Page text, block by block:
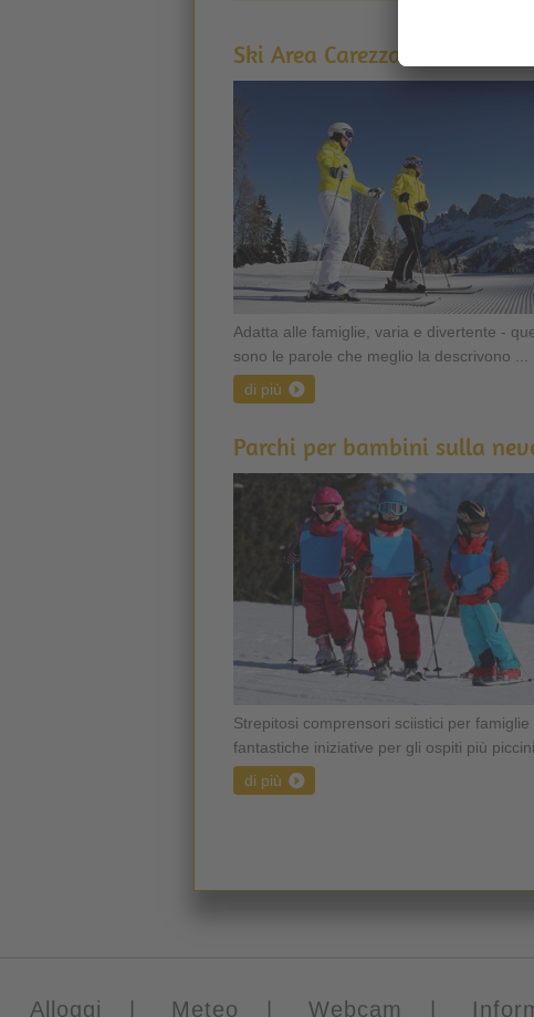
Ski Area Carezza Dolomites
Adatta alle famiglie, varia e divertente -
sono le parole che meglio la descrivono ...
di più
Parchi per bambini sulla
Strepitosi comprensori sciistici per famiglie
fantastiche iniziative per gli ospiti più piccini
di più
Alloggi Meteo Webcam